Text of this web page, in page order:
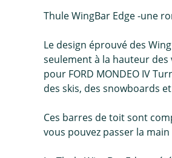
Thule WingBar Edge -une
Le design éprouvé des
seulement à la hauteur
pour FORD MONDEO IV
des skis, des snowboards
Ces barres de toit sont
vous pouvez passer la